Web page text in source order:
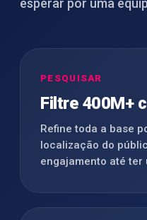
esperar por uma
PESQUISAR
Filtre 400M+
Refine toda a base
localização do
engajamento até